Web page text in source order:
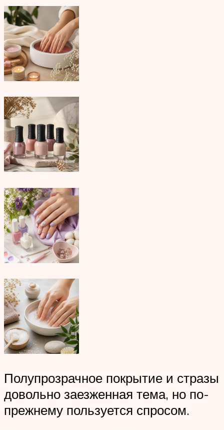
Полупрозрачное покрытие и стразы
довольно заезженная тема, но по-
прежнему пользуется спросом.